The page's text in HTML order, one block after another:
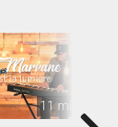
11 min